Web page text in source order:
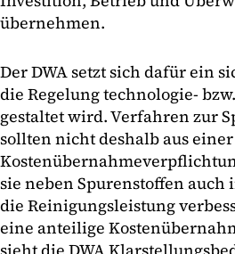
übernehmen.
Der DWA setzt sich dafür ein
die Regelung technologie-
gestaltet wird. Verfahren zur
sollten nicht deshalb aus einer
sie neben Spurenstoffen
die Reinigungsleistung
eine anteilige